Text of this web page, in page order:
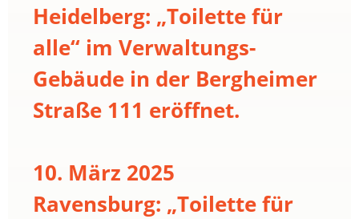
Heidelberg: „Toilette für
alle“ im Verwaltungs-
Gebäude in der Bergheimer
Straße 111 eröffnet.
10. März 2025
Ravensburg: „Toilette für